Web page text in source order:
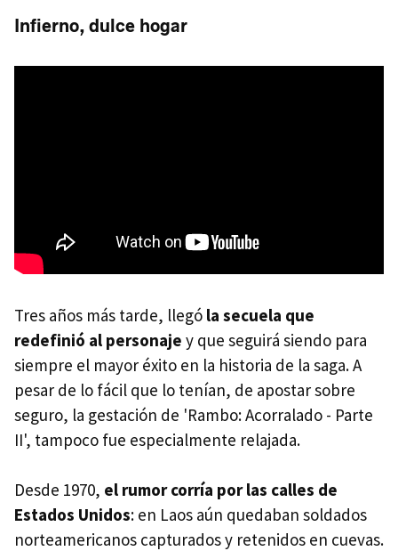
Infierno, dulce hogar
Tres años más tarde, llegó la secuela que
redefinió al personaje y que seguirá siendo para
siempre el mayor éxito en la historia de la saga. A
pesar de lo fácil que lo tenían, de apostar sobre
seguro, la gestación de 'Rambo: Acorralado - Parte
II', tampoco fue especialmente relajada.
Desde 1970, el rumor corría por las calles de
Estados Unidos: en Laos aún quedaban soldados
norteamericanos capturados y retenidos en cuevas.